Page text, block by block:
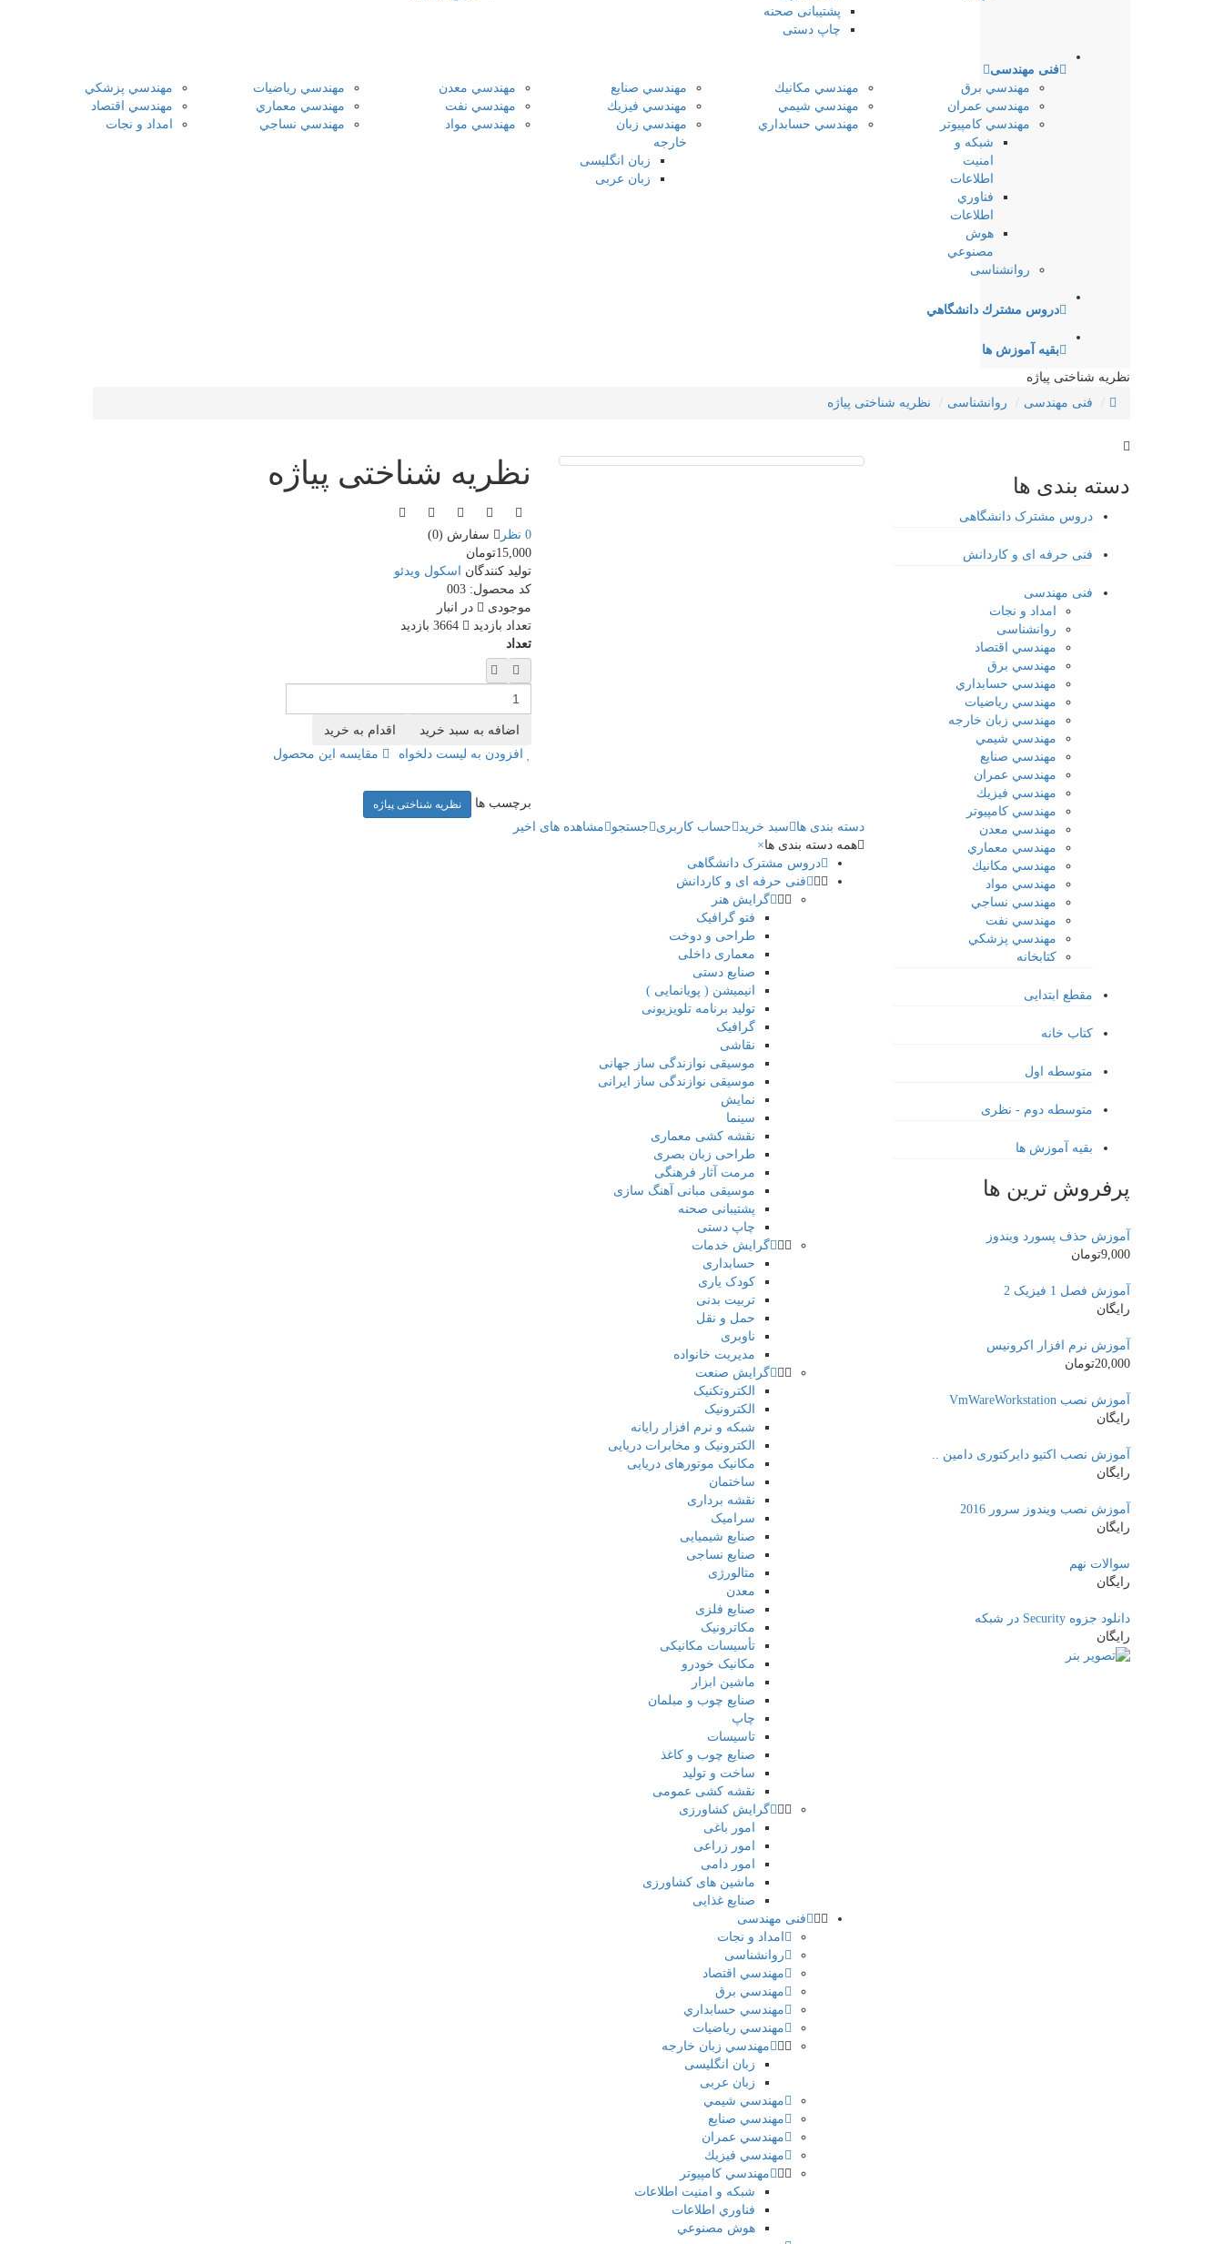
پشتیبانی صحنه
چاپ دستی
فنی مهندسی
مهندسي برق
مهندسي مكانيك مهندسي صنايع مهندسي معدن مهندسي رياضيات
مهندسي پزشكي
مهندسي عمران
مهندسي شيمي مهندسي فیزيك مهندسي نفت مهندسي معماري
مهندسي اقتصاد
مهندسي كامپيوتر
شبكه و
امنيت
اطلاعات
فناوري
اطلاعات
هوش
مصنوعي
مهندسي حسابداري
مهندسي زبان
خارجه
زبان انگلیسی
زبان عربی
مهندسي مواد مهندسي نساجي امداد و نجات
روانشناسی
دروس مشترك دانشگاهي
بقیه آموزش ها
نظریه شناختی پیاژه
فنی مهندسی
روانشناسی نظریه شناختی پیاژه
دسته بندی ها
دروس مشترک دانشگاهی
فنی حرفه ای و کاردانش
فنی مهندسی
امداد و نجات
روانشناسی
مهندسي اقتصاد
مهندسي برق
مهندسي حسابداري
مهندسي رياضيات
مهندسي زبان خارجه
مهندسي شيمي
مهندسي صنايع
مهندسي عمران
مهندسي فیزيك
مهندسي كامپيوتر
مهندسي معدن
مهندسي معماري
مهندسي مكانيك
مهندسي مواد
مهندسي نساجي
مهندسي نفت
مهندسي پزشكي
کتابخانه
مقطع ابتدایی
کتاب خانه
متوسطه اول
متوسطه دوم - نظری
بقیه آموزش ها
پرفروش ترین ها
آموزش حذف پسورد ویندوز
9,000تومان
آموزش فصل 1 فیزیک 2
رایگان
آموزش نرم افزار اکرونیس
20,000تومان
آموزش نصب VmWareWorkstation
رایگان
آموزش نصب اکتیو دایرکتوری دامین ..
رایگان
آموزش نصب ویندوز سرور 2016
رایگان
سوالات نهم
رایگان
دانلود جزوه Security در شبکه
رایگان
نظریه شناختی پیاژه
0 نظر
سفارش (0)
15,000تومان
تولید کنندگان
اسکول ویدئو
کد محصول:003
موجودی
در انبار
تعداد بازدید
3664 بازدید
تعداد
افزودن به لیست دلخواه مقایسه این محصول
برچسب ها نظریه شناختی پیاژه
دسته بندی ها سبد خرید حساب کاربری جستجو
مشاهده های اخیر
همه دسته بندی ها×
دروس مشترک دانشگاهی
فنی حرفه ای و کاردانش
گرایش هنر
فتو گرافیک
طراحی و دوخت
معماری داخلی
صنایع دستی
انیمیشن ( پویانمایی )
تولید برنامه تلویزیونی
گرافیک
نقاشی
موسیقی نوازندگی ساز جهانی
موسیقی نوازندگی ساز ایرانی
نمایش
سینما
نقشه کشی معماری
طراحی زبان بصری
مرمت آثار فرهنگی
موسیقی مبانی آهنگ سازی
پشتیبانی صحنه
چاپ دستی
گرایش خدمات
حسابداری
کودک یاری
تربیت بدنی
حمل و نقل
ناوبری
مدیریت خانواده
گرایش صنعت
الکتروتکنیک
الکترونیک
شبکه و نرم افزار رایانه
الکترونیک و مخابرات دریایی
مکانیک موتورهای دریایی
ساختمان
نقشه برداری
سرامیک
صنایع شیمیایی
صنایع نساجی
متالورژی
معدن
صنایع فلزی
مکاترونیک
تأسیسات مکانیکی
مکانیک خودرو
ماشین ابزار
صنایع چوب و مبلمان
چاپ
تاسیسات
صنایع چوب و کاغذ
ساخت و تولید
نقشه کشی عمومی
گرایش کشاورزی
امور باغی
امور زراعی
امور دامی
ماشین های کشاورزی
صنایع غذایی
فنی مهندسی
امداد و نجات
روانشناسی
مهندسي اقتصاد
مهندسي برق
مهندسي حسابداري
مهندسي رياضيات
مهندسي زبان خارجه
زبان انگلیسی
زبان عربی
مهندسي شيمي
مهندسي صنايع
مهندسي عمران
مهندسي فیزيك
مهندسي كامپيوتر
شبكه و امنيت اطلاعات
فناوري اطلاعات
هوش مصنوعي